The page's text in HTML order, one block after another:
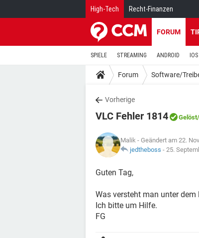
High-Tech Recht-Finanzen
FORUM
SPIELE STREAMING ANDROID IOS
Forum Software/
Vorherige
VLC Fehler 1814 Gelöst
Malik - Geändert am 22.
jedtheboss - 25.
Guten Tag,
Was versteht man unter dem
Ich bitte um Hilfe.
FG